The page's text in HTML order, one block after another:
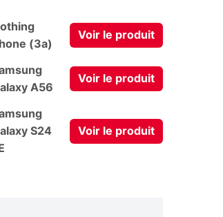
(3a)
Voir le produit
A56
Voir le produit
S24
Voir le produit